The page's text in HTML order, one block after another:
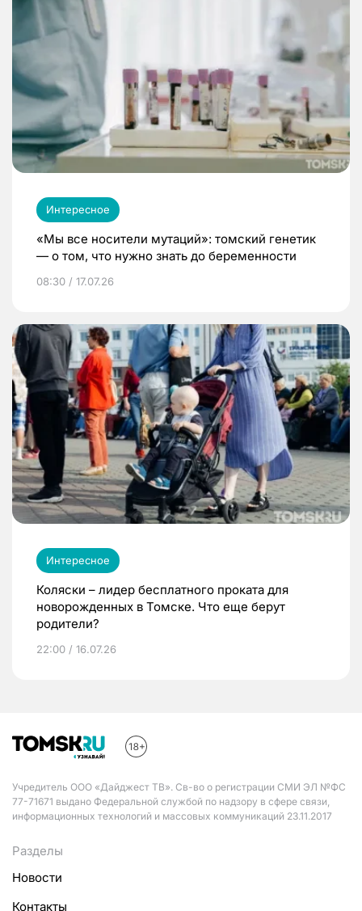
Интересное
«Мы все носители мутаций»: томский генетик
— о том, что нужно знать до беременности
08:30 / 17.07.26
Интересное
Коляски – лидер бесплатного проката для
новорожденных в Томске. Что еще берут
родители?
22:00 / 16.07.26
Учредитель ООО «Дайджест ТВ». Св-во о регистрации СМИ ЭЛ №ФС
77-71671 выдано Федеральной службой по надзору в сфере связи,
информационных технологий и массовых коммуникаций 23.11.2017
Разделы
Новости
Контакты